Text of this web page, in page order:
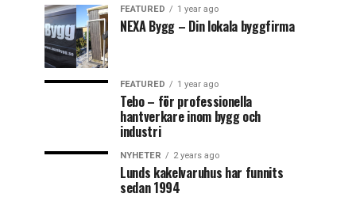
FEATURED 1 year ago
NEXA Bygg – Din lokala byggfirma
FEATURED 1 year ago
Tebo – för professionella
hantverkare inom bygg och
industri
NYHETER 2 years ago
Lunds kakelvaruhus har funnits
sedan 1994